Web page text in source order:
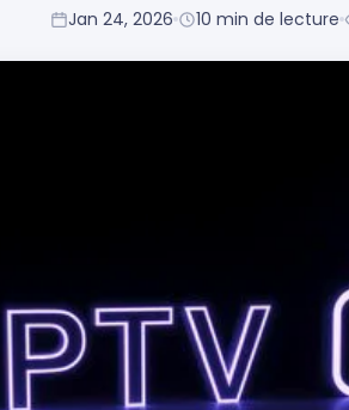
Jan 24, 2026 10 min de lecture